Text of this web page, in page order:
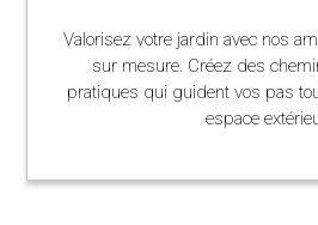
Valorisez votre jardin avec nos
sur mesure. Créez des
pratiques qui guident vos pas
espace